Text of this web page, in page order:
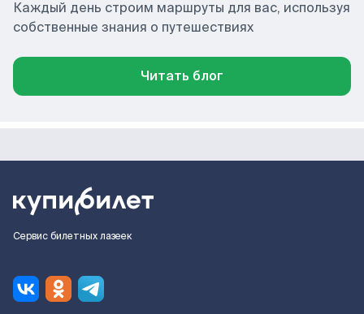
Каждый день строим маршруты для вас, используя
собственные знания о путешествиях
Читать блог
Сервис билетных лазеек